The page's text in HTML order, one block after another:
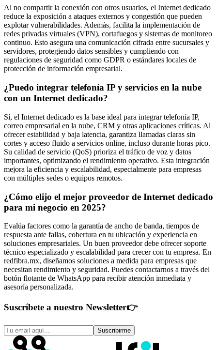
Al no compartir la conexión con otros usuarios, el Internet dedicado
reduce la exposición a ataques externos y congestión que pueden
explotar vulnerabilidades. Además, facilita la implementación de
redes privadas virtuales (VPN), cortafuegos y sistemas de monitoreo
continuo. Esto asegura una comunicación cifrada entre sucursales y
servidores, protegiendo datos sensibles y cumpliendo con
regulaciones de seguridad como GDPR o estándares locales de
protección de información empresarial.
¿Puedo integrar telefonía IP y servicios en la nube
con un Internet dedicado?
Sí, el Internet dedicado es la base ideal para integrar telefonía IP,
correo empresarial en la nube, CRM y otras aplicaciones críticas. Al
ofrecer estabilidad y baja latencia, garantiza llamadas claras sin
cortes y acceso fluido a servicios online, incluso durante horas pico.
Su calidad de servicio (QoS) prioriza el tráfico de voz y datos
importantes, optimizando el rendimiento operativo. Esta integración
mejora la eficiencia y escalabilidad, especialmente para empresas
con múltiples sedes o equipos remotos.
¿Cómo elijo el mejor proveedor de Internet dedicado
para mi negocio en 2025?
Evalúa factores como la garantía de ancho de banda, tiempos de
respuesta ante fallas, cobertura en tu ubicación y experiencia en
soluciones empresariales. Un buen proveedor debe ofrecer soporte
técnico especializado y escalabilidad para crecer con tu empresa. En
redfibra.mx, diseñamos soluciones a medida para empresas que
necesitan rendimiento y seguridad. Puedes contactarnos a través del
botón flotante de WhatsApp para recibir atención inmediata y
asesoría personalizada.
Suscríbete a nuestro Newsletter👉
Suscribirme